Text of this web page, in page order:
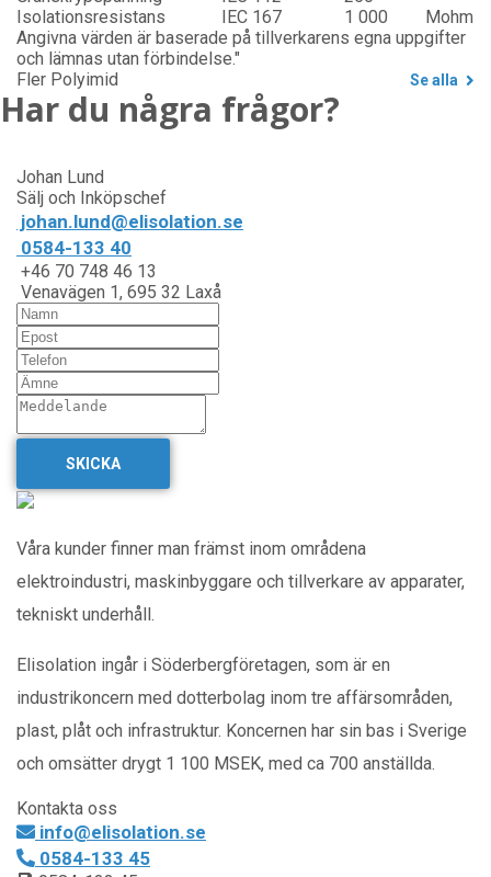
Isolationsresistans
IEC 167 1 000
Mohm
Angivna värden är baserade på tillverkarens egna uppgifter
och lämnas utan förbindelse."
Fler Polyimid
Se alla
Har du några frågor?
Johan Lund
Sälj och Inköpschef
johan.lund@elisolation.se
0584-133 40
+46 70 748 46 13
Venavägen 1, 695 32 Laxå
SKICKA
Våra kunder finner man främst inom områdena
elektroindustri, maskinbyggare och tillverkare av apparater,
tekniskt underhåll.
Elisolation ingår i Söderbergföretagen, som är en
industrikoncern med dotterbolag inom tre affärsområden,
plast, plåt och infrastruktur. Koncernen har sin bas i Sverige
och omsätter drygt 1 100 MSEK, med ca 700 anställda.
Kontakta oss
info@elisolation.se
0584-133 45